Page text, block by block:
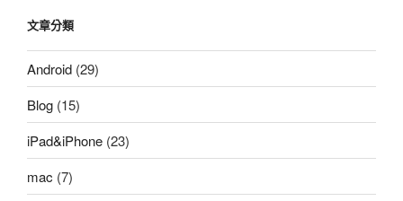
文章分類
Android (29)
Blog (15)
iPad&iPhone (23)
mac (7)